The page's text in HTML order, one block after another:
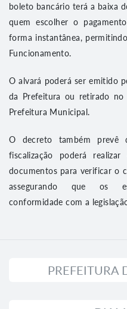
boleto bancário terá a baixa
quem escolher o
forma instantânea,
Funcionamento.
O alvará poderá ser emitido
da Prefeitura ou retirado no
Prefeitura Municipal.
O decreto também prevê
fiscalização poderá
documentos para verificar o
assegurando que os
conformidade com a
PREFEITURA